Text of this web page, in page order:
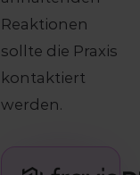
Reaktionen
sollte die Praxis
kontaktiert
werden.